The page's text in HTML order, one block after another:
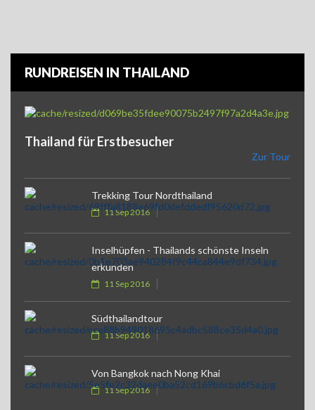
RUNDREISEN IN THAILAND
Thailand für Erstbesucher
Zur Tour
Trekking Tour Nordthailand
11 Sep 2016
Inselhüpfen - Thailands schönste Inseln
erkunden
11 Sep 2016
Südthailandtour
11 Sep 2016
Von Bangkok nach Nong Khai
11 Sep 2016